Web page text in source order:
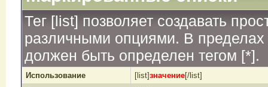
Тег [list] позволяет создавать
различными опциями. В пределах
должен быть определен тегом [*].
Использование [list]значение[/list]